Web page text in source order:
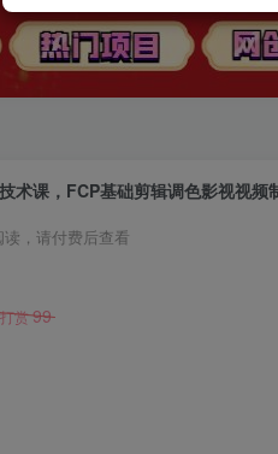
术课，FCP基础剪辑调色影视视频
，请付费后查看
打赏99